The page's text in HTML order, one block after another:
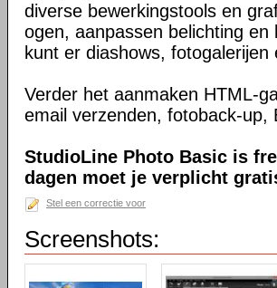
diverse bewerkingstools en
ogen, aanpassen belichting
kunt er diashows,
Verder het aanmaken HTML-
email verzenden, fotoback-up,
StudioLine Photo Basic is
dagen moet je verplicht
Stel een correctie voor
Screenshots: